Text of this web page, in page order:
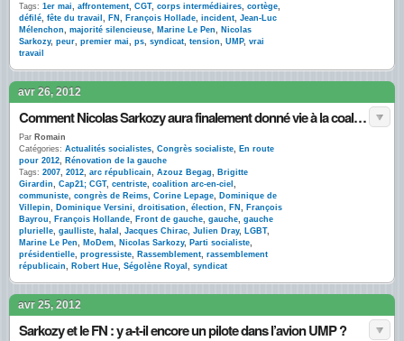
Tags: 1er mai, affrontement, CGT, corps intermédiaires, cortège,
défilé, fête du travail , FN , François Hollade, incident, Jean-Luc
Mélenchon, majorité silencieuse, Marine Le Pen, Nicolas
Sarkozy, peur, premier mai, ps, syndicat, tension, UMP, vrai
travail
avr 26, 2012
Comment Nicolas Sarkozy aura finalement donné vie à la coalition arc-en-ciel … contre lui
Par Romain
Catégories: Actualités socialistes, Congrès socialiste, En route
pour 2012, Rénovation de la gauche
Tags: 2007, 2012, arc républicain, Azouz Begag, Brigitte
Girardin, Cap21; CGT, centriste, coalition arc-en-ciel ,
communiste, congrès de Reims, Corine Lepage, Dominique de
Villepin, Dominique Versini, droitisation, élection, FN , François
Bayrou, François Hollande, Front de gauche, gauche, gauche
plurielle, gaulliste, halal , Jacques Chirac, Julien Dray, LGBT,
Marine Le Pen, MoDem, Nicolas Sarkozy, Parti socialiste,
présidentielle, progressiste, Rassemblement, rassemblement
républicain, Robert Hue, Ségolène Royal , syndicat
avr 25, 2012
Sarkozy et le FN : y a-t-il encore un pilote dans l’avion UMP ?